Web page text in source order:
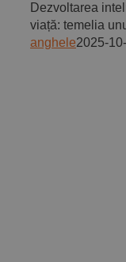
Dezvoltarea
viață: temelia
anghele2025-